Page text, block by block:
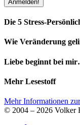
Die 5 Stress-
Wie Veränderung
Liebe beginnt bei
Mehr Lesestoff
Mehr Informationen
© 2004 – 2026 Volker